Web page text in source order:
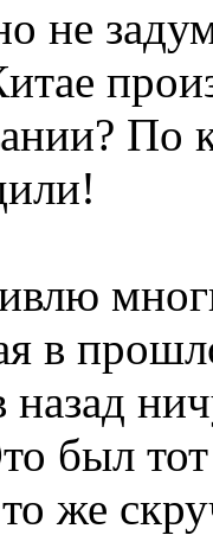
не
По
в
назад
был
же